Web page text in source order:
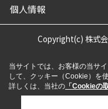
個人情報
Copyright(c) 株式
当サイトでは、お客様の当サ
して、クッキー（Cookie）を
詳しくは、当社の 「Cookieの